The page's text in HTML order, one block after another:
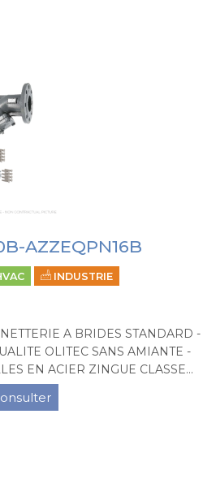
AZZEQPN16B
INDUSTRIE
A BRIDES STANDARD -
OLITEC SANS AMIANTE -
EN ACIER ZINGUE CLASSE...